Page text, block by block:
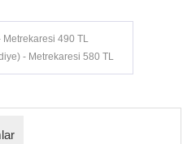
Metrekaresi 490 TL
- Metrekaresi 580 TL